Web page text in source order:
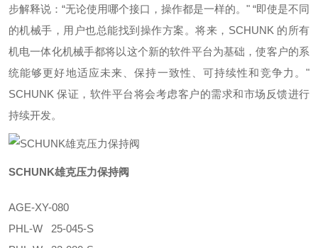
步解释说：“无论使用哪个接口，操作都是一样的。" “即使是不同
的机械手，用户也总能找到操作方案。将来，SCHUNK 的所有
机电一体化机械手都将以这个新的软件平台为基础，使客户的系
统能够更好地适应未来、保持一致性、可持续性和竞争力。"
SCHUNK 保证，软件平台将会考虑客户的需求和市场反馈进行
持续开发。
SCHUNK雄克压力保持阀
AGE-XY-080
PHL-W 25-045-S